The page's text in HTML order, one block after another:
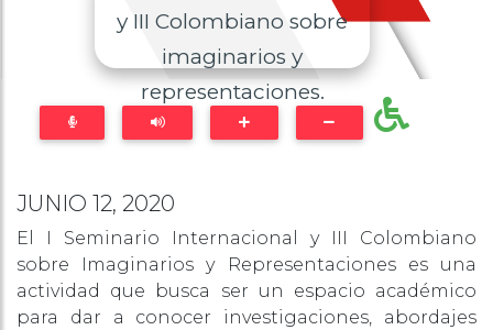
y III Colombiano sobre
imaginarios y
representaciones.
JUNIO 12, 2020
El I Seminario Internacional y III Colombiano
sobre Imaginarios y Representaciones es una
actividad que busca ser un espacio académico
para dar a conocer investigaciones, abordajes